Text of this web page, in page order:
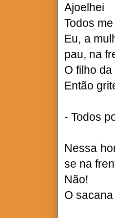
Ajoelhei
Todos
Eu, a
pau, na
O filho
Então
- Todos
Nessa
se na
Não!
O